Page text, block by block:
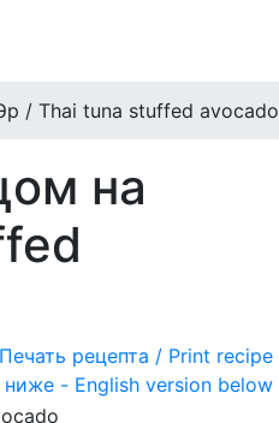
/ Thai tuna stuffed avocado
на
Печать рецепта / Print recipe
ниже - English version below